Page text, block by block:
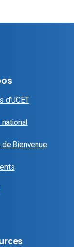
d’UCET
de Bienvenue